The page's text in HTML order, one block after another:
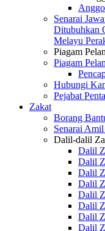
Senarai
Ditubuhkan
Melayu
Piagam
Piagam
Hubungi
Pejabat
Zakat
Borang
Senarai
Dalil-dalil
Dalil
Dalil
Dalil
Dalil
Dalil
Dalil
Dalil
Dalil